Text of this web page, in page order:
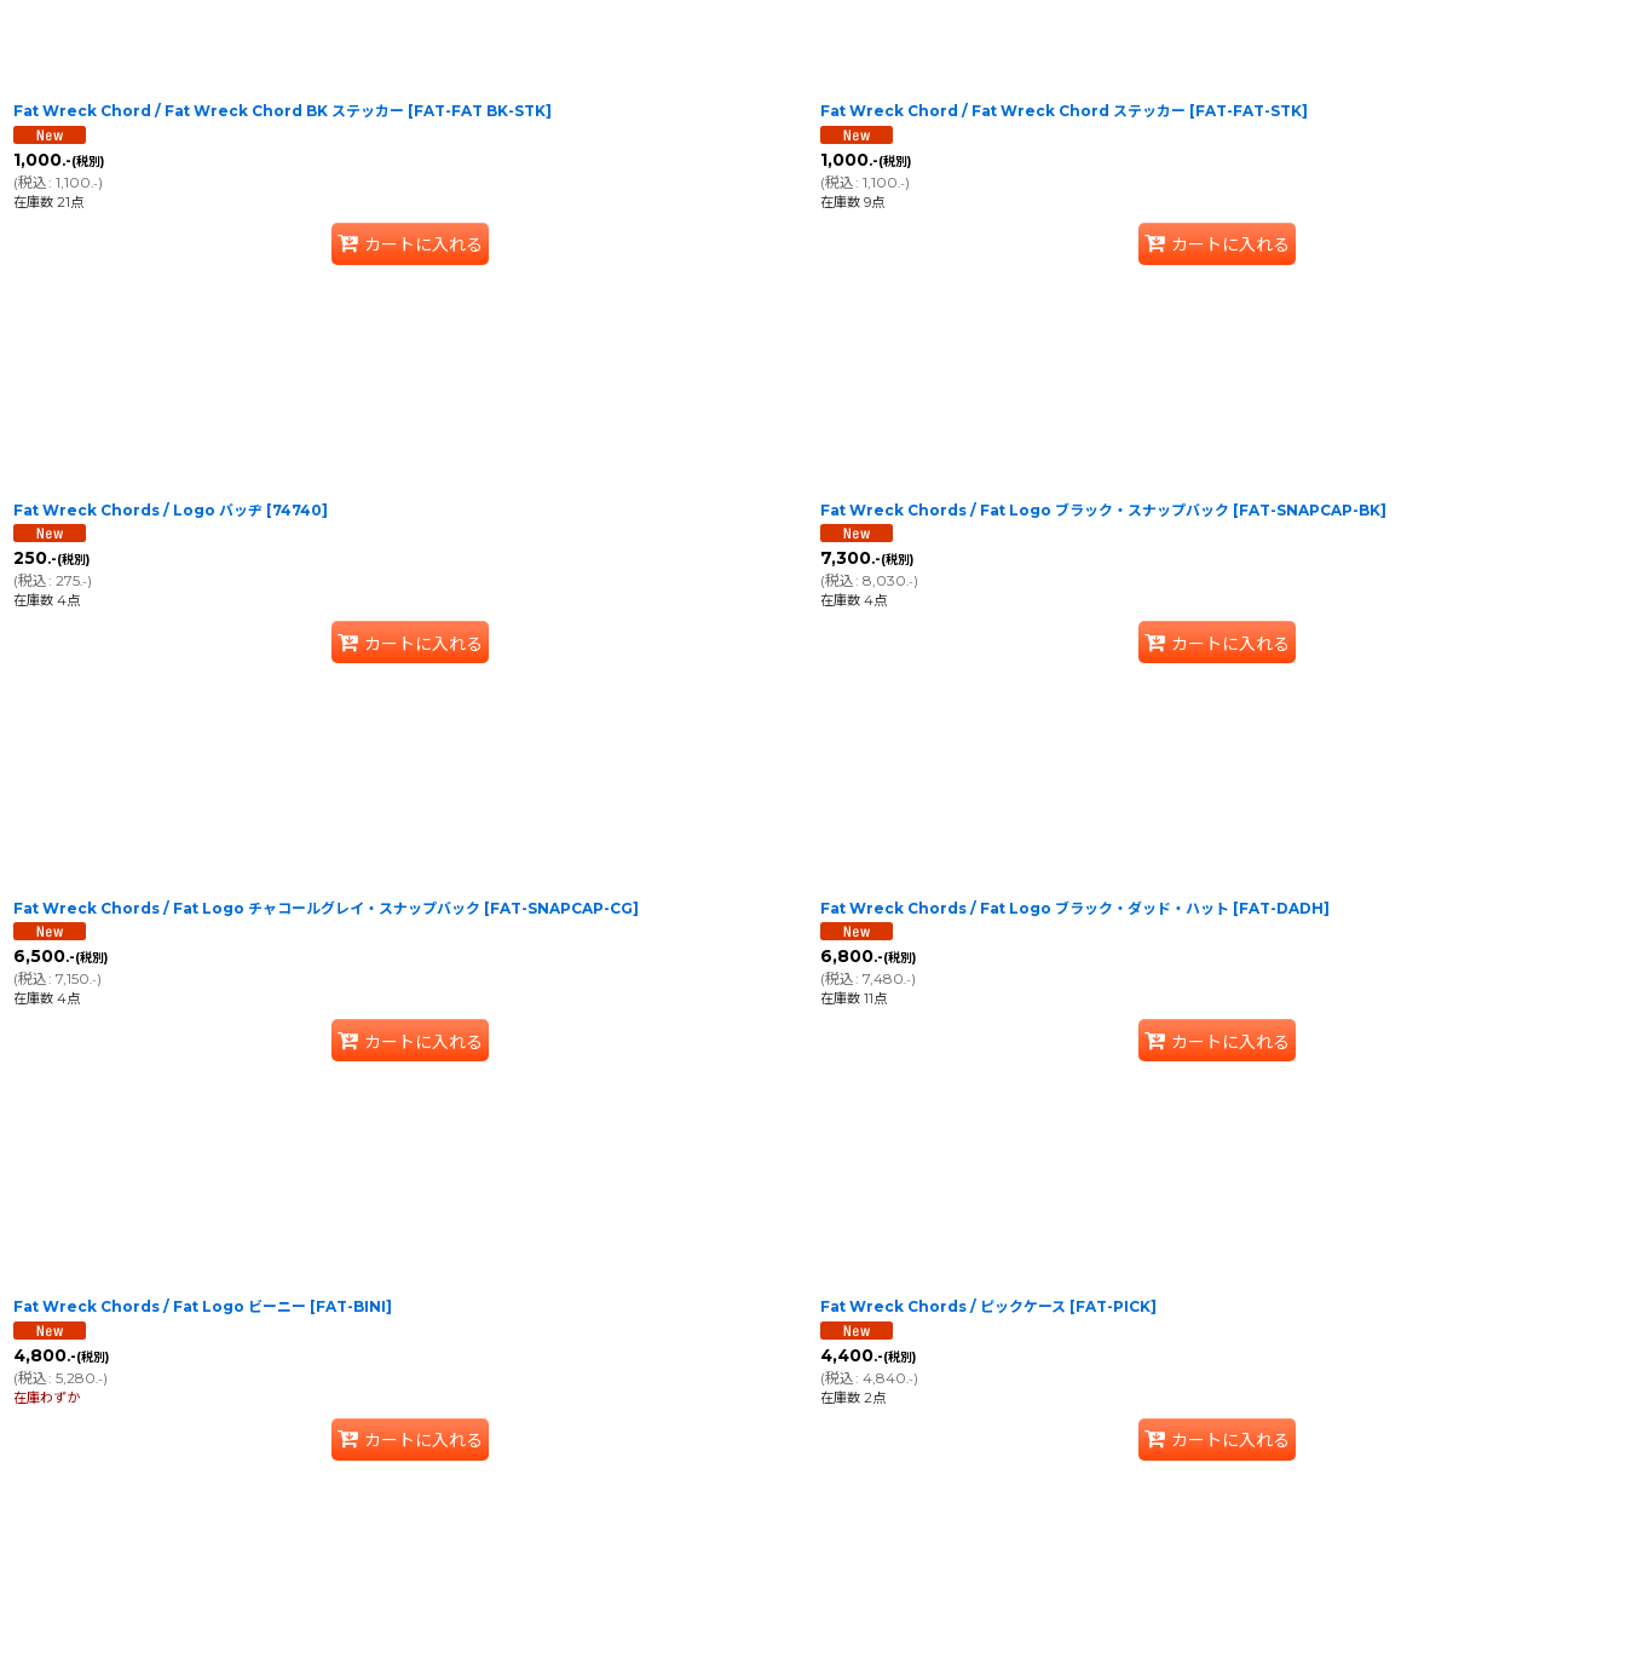
Fat Wreck Chord / Fat Wreck Chord BK ステッカー [FAT-FAT BK-STK]
1,000.-(税別)
(税込: 1,100.-)
在庫数 21点
カートに入れる
Fat Wreck Chord / Fat Wreck Chord ステッカー [FAT-FAT-STK]
1,000.-(税別)
(税込: 1,100.-)
在庫数 9点
カートに入れる
Fat Wreck Chords / Logo バッヂ [74740]
250.-(税別)
(税込: 275.-)
在庫数 4点
カートに入れる
Fat Wreck Chords / Fat Logo ブラック・スナップバック [FAT-SNAPCAP-BK]
7,300.-(税別)
(税込: 8,030.-)
在庫数 4点
カートに入れる
Fat Wreck Chords / Fat Logo チャコールグレイ・スナップバック [FAT-SNAPCAP-CG]
6,500.-(税別)
(税込: 7,150.-)
在庫数 4点
カートに入れる
Fat Wreck Chords / Fat Logo ブラック・ダッド・ハット [FAT-DADH]
6,800.-(税別)
(税込: 7,480.-)
在庫数 11点
カートに入れる
Fat Wreck Chords / Fat Logo ビーニー [FAT-BINI]
4,800.-(税別)
(税込: 5,280 .-)
在庫わずか
カートに入れる
Fat Wreck Chords / ピックケース [FAT-PICK]
4,400.-(税別)
(税込: 4,840 .-)
在庫数 2点
カートに入れる